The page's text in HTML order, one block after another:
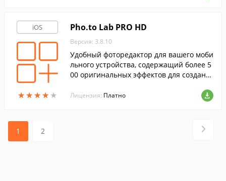
iOS
★★★★ ★
★★★★ ★
Pho.to Lab PRO HD
Версия: 3.8.10
Удобный фоторедактор для вашего моби
льного устройства, содержащий более 5
00 оригинальных эффектов для создани
Лицензия: Платно
1 2